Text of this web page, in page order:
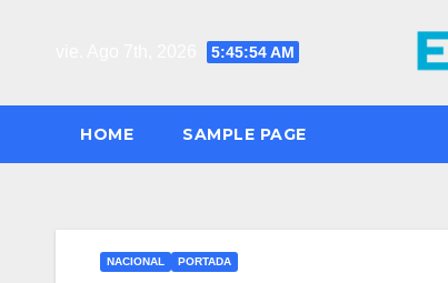
5:45:56 AM
HOME SAMPLE PAGE
NACIONAL PORTADA